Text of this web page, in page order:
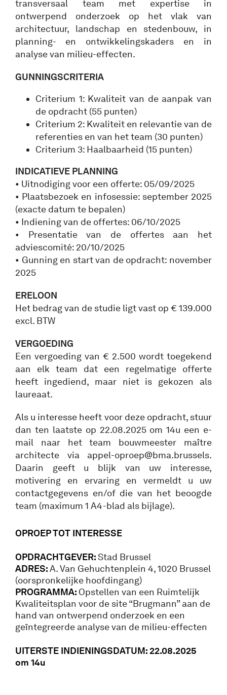
transversaal team met expertise in
ontwerpend onderzoek op het vlak van
architectuur, landschap en stedenbouw, in
planning- en ontwikkelingskaders en in
analyse van milieu-effecten.
GUNNINGSCRITERIA
Criterium 1: Kwaliteit van de aanpak van
de opdracht (55 punten)
Criterium 2: Kwaliteit en relevantie van de
referenties en van het team (30 punten)
Criterium 3: Haalbaarheid (15 punten)
INDICATIEVE PLANNING
• Uitnodiging voor een offerte: 05/09/2025
• Plaatsbezoek en infosessie: september 2025
(exacte datum te bepalen)
• Indiening van de offertes: 06/10/2025
• Presentatie van de offertes aan het
adviescomité: 20/10/2025
• Gunning en start van de opdracht: november
2025
ERELOON
Het bedrag van de studie ligt vast op € 139.000
excl. BTW
VERGOEDING
Een vergoeding van € 2.500 wordt toegekend
aan elk team dat een regelmatige offerte
heeft ingediend, maar niet is gekozen als
laureaat.
Als u interesse heeft voor deze opdracht, stuur
dan ten laatste op 22.08.2025 om 14u een e-
mail naar het team bouwmeester maître
architecte via appel-oproep@bma.brussels.
Daarin geeft u blijk van uw interesse,
motivering en ervaring en vermeldt u uw
contactgegevens en/of die van het beoogde
team (maximum 1 A4-blad als bijlage).
OPROEP TOT INTERESSE
OPDRACHTGEVER:Stad Brussel
ADRES:A. Van Gehuchtenplein 4, 1020 Brussel
(oorspronkelijke hoofdingang)
PROGRAMMA: Opstellen van een Ruimtelijk
Kwaliteitsplan voor de site “Brugmann” aan de
hand van ontwerpend onderzoek en een
geïntegreerde analyse van de milieu-effecten
UITERSTE INDIENINGSDATUM:22.08.2025
om 14u